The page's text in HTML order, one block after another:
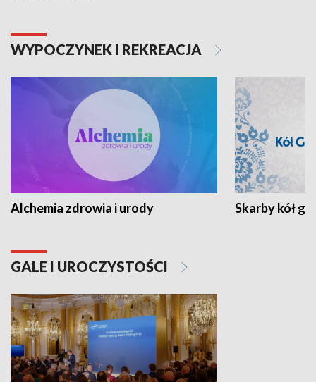
WYPOCZYNEK I REKREACJA
Alchemia zdrowia i urody Skarby kół
GALE I UROCZYSTOŚCI